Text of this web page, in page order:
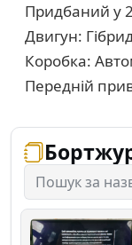
Придбаний у
Двигун:
Коробка:
Передній